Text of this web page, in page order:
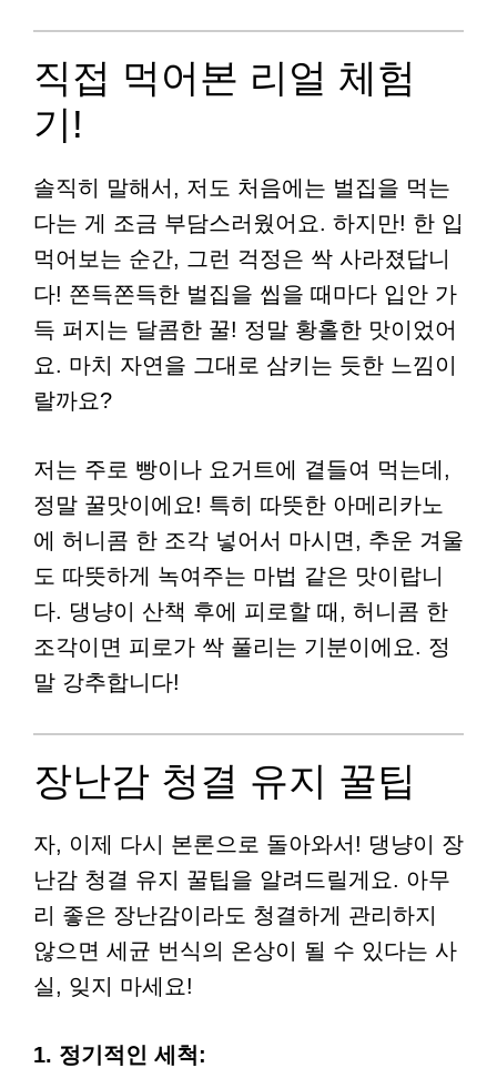
직접 먹어본 리얼 체험
기!
솔직히 말해서, 저도 처음에는 벌집을 먹는
다는 게 조금 부담스러웠어요. 하지만! 한 입
먹어보는 순간, 그런 걱정은 싹 사라졌답니
다! 쫀득쫀득한 벌집을 씹을 때마다 입안 가
득 퍼지는 달콤한 꿀! 정말 황홀한 맛이었어
요. 마치 자연을 그대로 삼키는 듯한 느낌이
랄까요?
저는 주로 빵이나 요거트에 곁들여 먹는데,
정말 꿀맛이에요! 특히 따뜻한 아메리카노
에 허니콤 한 조각 넣어서 마시면, 추운 겨울
도 따뜻하게 녹여주는 마법 같은 맛이랍니
다. 댕냥이 산책 후에 피로할 때, 허니콤 한
조각이면 피로가 싹 풀리는 기분이에요. 정
말 강추합니다!
장난감 청결 유지 꿀팁
자, 이제 다시 본론으로 돌아와서! 댕냥이 장
난감 청결 유지 꿀팁을 알려드릴게요. 아무
리 좋은 장난감이라도 청결하게 관리하지
않으면 세균 번식의 온상이 될 수 있다는 사
실, 잊지 마세요!
1. 정기적인 세척: